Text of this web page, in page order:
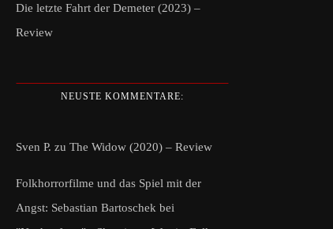
Die letzte Fahrt der Demeter (2023) –
Review
NEUSTE KOMMENTARE:
Sven P. zu The Widow (2020) – Review
Folkhorrorfilme und das Spiel mit der
Angst: Sebastian Bartoschek bei